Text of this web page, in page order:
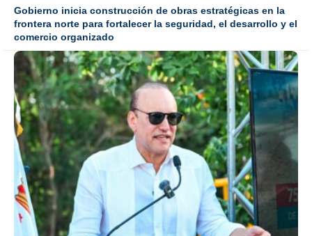
Gobierno inicia construcción de obras estratégicas en la
frontera norte para fortalecer la seguridad, el desarrollo y el
comercio organizado